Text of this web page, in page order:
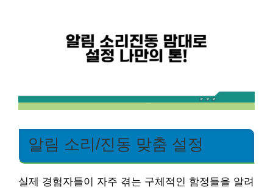
알림 소리/진동 맞춤 설정
실제 경험자들이 자주 겪는 구체적인 함정들을 알려